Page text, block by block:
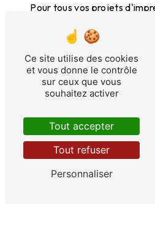
Pour tous vos projets
publicitaires à Chaillac-sur-
confiance à Imprimerie
au 05 55 02 03 91 pour
personnalisé et découvrir
mesure. Faites de votre
un atout majeur avec nos
de qualité professionnelle.
En savoir plus
Ce site utilise des cookies
et vous donne le contrôle
sur ceux que vous
souhaitez activer
Tout accepter
Tout refuser
Personnaliser